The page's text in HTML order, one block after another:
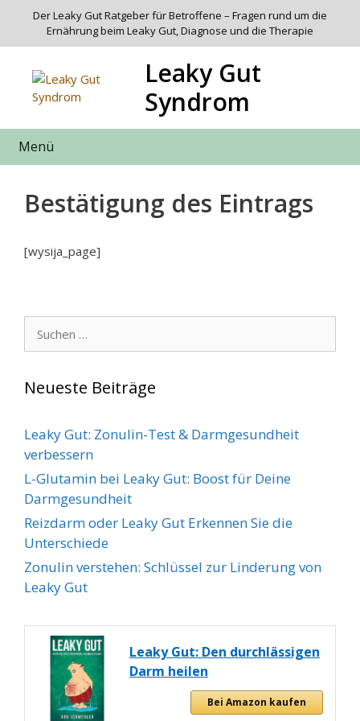
springen
Der Leaky Gut Ratgeber für Betroffene – Fragen rund um die
Ernährung beim Leaky Gut, Diagnose und die Therapie
Leaky Gut
Syndrom
Menü
Bestätigung des Eintrags
[wysija_page]
Suchen
Neueste Beiträge
Leaky Gut: Zonulin-Test & Darmgesundheit
verbessern
L-Glutamin bei Leaky Gut: Boost für Deine
Darmgesundheit
Reizdarm oder Leaky Gut Erkennen Sie die
Unterschiede
Zonulin verstehen: Schlüssel zur Linderung von
Leaky Gut
Leaky Gut: Den durchlässigen
Darm heilen
Bei Amazon kaufen